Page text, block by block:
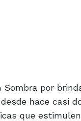
por
hace casi
que